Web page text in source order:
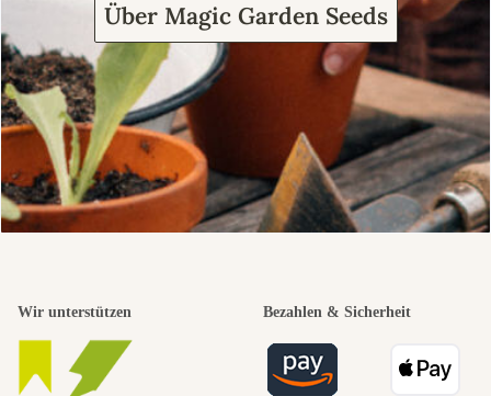
Über Magic Garden Seeds
Wir unterstützen Bezahlen & Sicherheit